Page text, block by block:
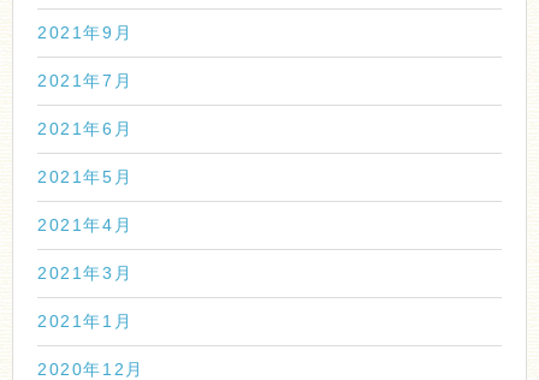
2021年9月
2021年7月
2021年6月
2021年5月
2021年4月
2021年3月
2021年1月
2020年12月